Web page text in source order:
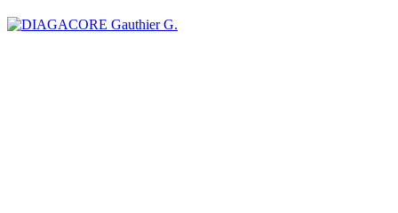
Gauthier G.